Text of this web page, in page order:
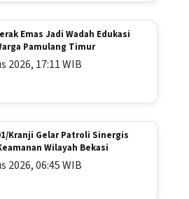
Emas Jadi Wadah Edukasi
Pamulang Timur
2026, 17:11 WIB
Kranji Gelar Patroli Sinergis
Wilayah Bekasi
2026, 06:45 WIB